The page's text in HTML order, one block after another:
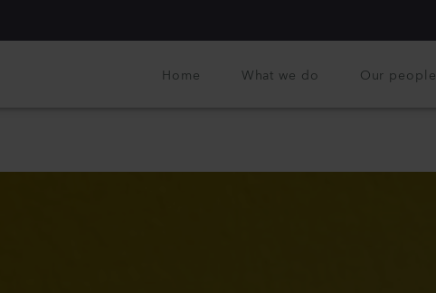
Home What we do Our people